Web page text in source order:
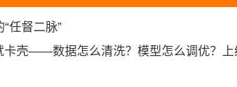
任督二脉”
卡壳——数据怎么清洗？模型怎么调优？上